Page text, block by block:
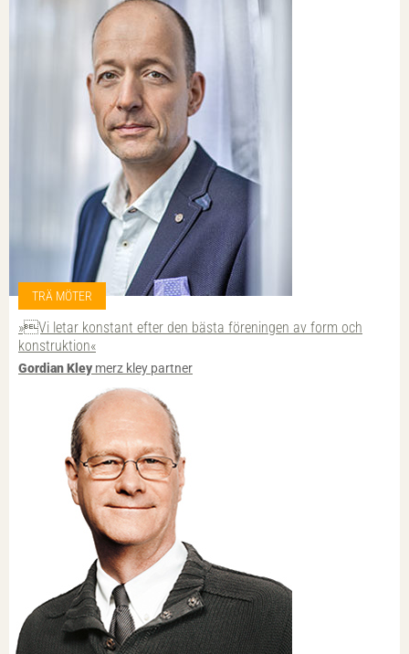
TRÄ MÖTER
»Vi letar konstant efter den bästa föreningen av form och
konstruktion«
Gordian Kley merz kley partner